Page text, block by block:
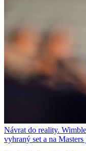
Návrat do reality.
vyhraný set a na